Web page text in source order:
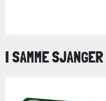
I SAMME SJANGER